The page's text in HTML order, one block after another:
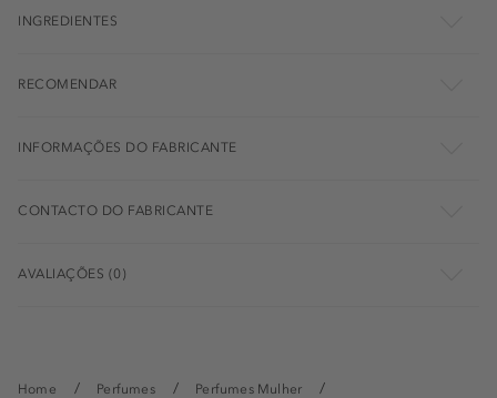
Home Perfumes
Perfumes Mulher
INGREDIENTES
RECOMENDAR
INFORMAÇÕES DO FABRICANTE
CONTACTO DO FABRICANTE
AVALIAÇÕES (0)